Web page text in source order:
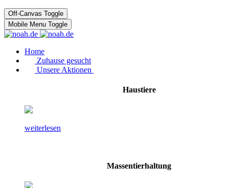
Off-Canvas Toggle
Mobile Menu Toggle
Home
Zuhause gesucht
Unsere Aktionen
Haustiere
weiterlesen
Massentierhaltung